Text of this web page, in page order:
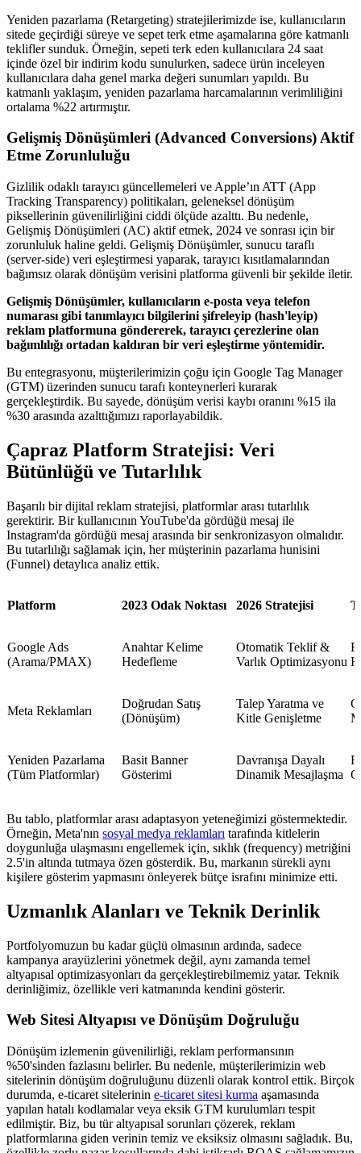
Yeniden pazarlama (Retargeting) stratejilerimizde ise, kullanıcıların
sitede geçirdiği süreye ve sepet terk etme aşamalarına göre katmanlı
teklifler sunduk. Örneğin, sepeti terk eden kullanıcılara 24 saat
içinde özel bir indirim kodu sunulurken, sadece ürün inceleyen
kullanıcılara daha genel marka değeri sunumları yapıldı. Bu
katmanlı yaklaşım, yeniden pazarlama harcamalarının verimliliğini
ortalama %22 artırmıştır.
Gelişmiş Dönüşümleri (Advanced Conversions) Aktif
Etme Zorunluluğu
Gizlilik odaklı tarayıcı güncellemeleri ve Apple’ın ATT (App
Tracking Transparency) politikaları, geleneksel dönüşüm
piksellerinin güvenilirliğini ciddi ölçüde azalttı. Bu nedenle,
Gelişmiş Dönüşümleri (AC) aktif etmek, 2024 ve sonrası için bir
zorunluluk haline geldi. Gelişmiş Dönüşümler, sunucu taraflı
(server-side) veri eşleştirmesi yaparak, tarayıcı kısıtlamalarından
bağımsız olarak dönüşüm verisini platforma güvenli bir şekilde iletir.
Gelişmiş Dönüşümler, kullanıcıların e-posta veya telefon
numarası gibi tanımlayıcı bilgilerini şifreleyip (hash'leyip)
reklam platformuna göndererek, tarayıcı çerezlerine olan
bağımlılığı ortadan kaldıran bir veri eşleştirme yöntemidir.
Bu entegrasyonu, müşterilerimizin çoğu için Google Tag Manager
(GTM) üzerinden sunucu tarafı konteynerleri kurarak
gerçekleştirdik. Bu sayede, dönüşüm verisi kaybı oranını %15 ila
%30 arasında azalttığımızı raporlayabildik.
Çapraz Platform Stratejisi: Veri
Bütünlüğü ve Tutarlılık
Başarılı bir dijital reklam stratejisi, platformlar arası tutarlılık
gerektirir. Bir kullanıcının YouTube'da gördüğü mesaj ile
Instagram'da gördüğü mesaj arasında bir senkronizasyon olmalıdır.
Bu tutarlılığı sağlamak için, her müşterinin pazarlama hunisini
(Funnel) detaylıca analiz ettik.
Platform 2023 Odak Noktası 2026 Stratejisi
Google Ads
(Arama/PMAX)
Anahtar Kelime
Hedefleme
Otomatik Teklif &
Varlık Optimizasyonu
Meta Reklamları
Doğrudan Satış
(Dönüşüm)
Talep Yaratma ve
Kitle Genişletme
Yeniden Pazarlama
(Tüm Platformlar)
Basit Banner
Gösterimi
Davranışa Dayalı
Dinamik Mesajlaşma
Bu tablo, platformlar arası adaptasyon yeteneğimizi göstermektedir.
Örneğin, Meta'nın sosyal medya reklamları tarafında kitlelerin
doygunluğa ulaşmasını engellemek için, sıklık (frequency) metriğini
2.5'in altında tutmaya özen gösterdik. Bu, markanın sürekli aynı
kişilere gösterim yapmasını önleyerek bütçe israfını minimize etti.
Uzmanlık Alanları ve Teknik Derinlik
Portfolyomuzun bu kadar güçlü olmasının ardında, sadece
kampanya arayüzlerini yönetmek değil, aynı zamanda temel
altyapısal optimizasyonları da gerçekleştirebilmemiz yatar. Teknik
derinliğimiz, özellikle veri katmanında kendini gösterir.
Web Sitesi Altyapısı ve Dönüşüm Doğruluğu
Dönüşüm izlemenin güvenilirliği, reklam performansının
%50'sinden fazlasını belirler. Bu nedenle, müşterilerimizin web
sitelerinin dönüşüm doğruluğunu düzenli olarak kontrol ettik. Birçok
durumda, e-ticaret sitelerinin e-ticaret sitesi kurma aşamasında
yapılan hatalı kodlamalar veya eksik GTM kurulumları tespit
edilmiştir. Biz, bu tür altyapısal sorunları çözerek, reklam
platformlarına giden verinin temiz ve eksiksiz olmasını sağladık. Bu,